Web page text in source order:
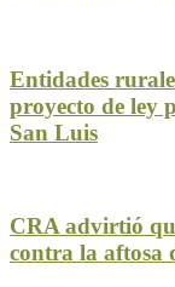
Entidades
proyecto de ley
San Luis
CRA advirtió
contra la aftosa